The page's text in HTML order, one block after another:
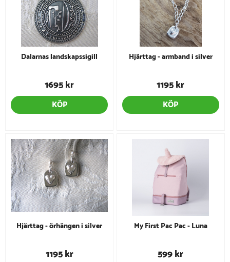
Dalarnas landskapssigill
1695 kr
KÖP
Hjärttag - armband i silver
1195 kr
KÖP
Hjärttag - örhängen i silver
1195 kr
My First Pac Pac - Luna
599 kr